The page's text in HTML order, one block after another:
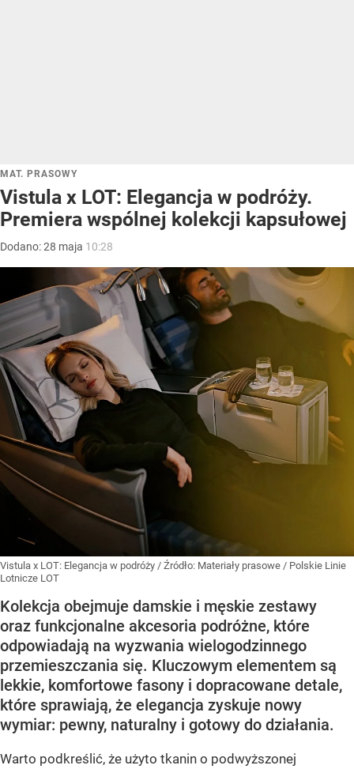
MAT. PRASOWY
Vistula x LOT: Elegancja w podróży.
Premiera wspólnej kolekcji kapsułowej
Dodano:28 maja 10:28
Vistula x LOT: Elegancja w podróży / Źródło: Materiały prasowe / Polskie Linie
Lotnicze LOT
Kolekcja obejmuje damskie i męskie zestawy
oraz funkcjonalne akcesoria podróżne, które
odpowiadają na wyzwania wielogodzinnego
przemieszczania się. Kluczowym elementem są
lekkie, komfortowe fasony i dopracowane detale,
które sprawiają, że elegancja zyskuje nowy
wymiar: pewny, naturalny i gotowy do działania.
Warto podkreślić, że użyto tkanin o podwyższonej